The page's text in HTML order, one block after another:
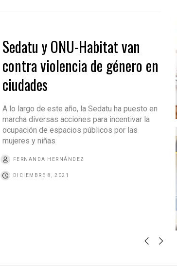
Sedatu y ONU-Habitat van
contra violencia de género en
ciudades
A lo largo de este año, la Sedatu ha puesto en
marcha diversas acciones para incentivar la
ocupación de espacios públicos por las
mujeres y niñas
FERNANDA HERNÁNDEZ
DICIEMBRE 8, 2021